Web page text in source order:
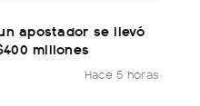
apostador se llevó
millones
Hace 5 horas